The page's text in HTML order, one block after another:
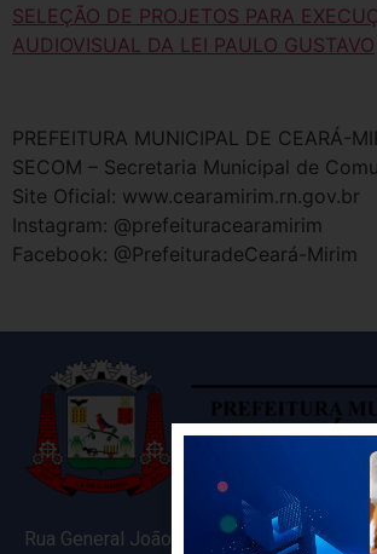
SELEÇÃO DE PROJETOS PARA
AUDIOVISUAL DA LEI PAULO GUSTAVO
PREFEITURA MUNICIPAL DE CEARÁ-
SECOM – Secretaria Municipal de
Site Oficial: www.cearamirim.rn.gov.br
Instagram: @prefeituracearamirim
Facebook: @PrefeituradeCeará-Mirim
Rua General João Varela, 635